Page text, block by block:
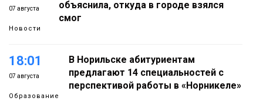
07 августа
Новости
объяснила, откуда в городе взялся
смог
18:01
07 августа
Образование
В Норильске абитуриентам
предлагают 14 специальностей с
перспективой работы в «Норникеле»